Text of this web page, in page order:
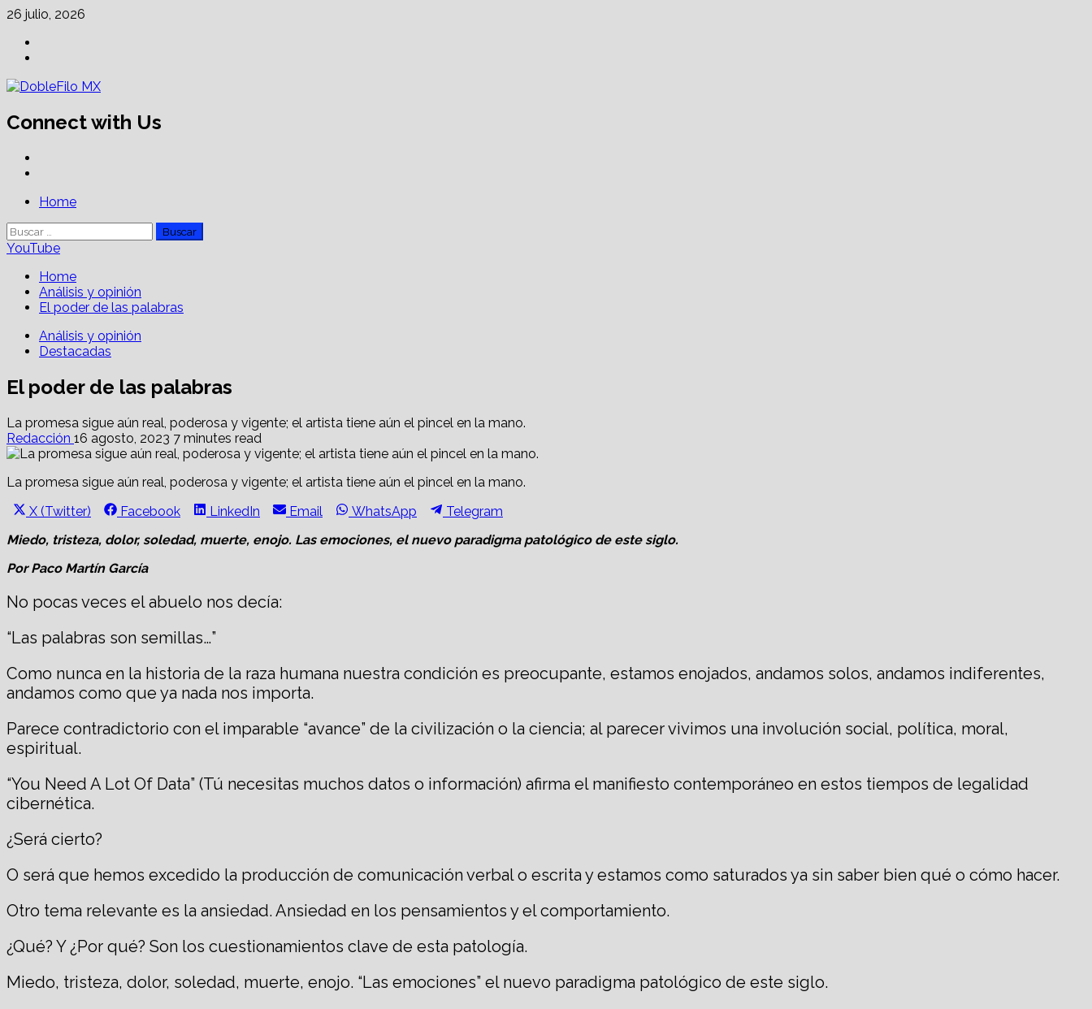
Skip
content
26 julio, 2026
Connect with Us
PrimaryHome
Buscar:
YouTube
Home
Análisis y opinión
El poder de las palabras
Análisis y opinión
Destacadas
El poder de las palabras
La promesa sigue aún real, poderosa y vigente; el artista tiene aún el pincel en la mano.
Redacción 16 agosto, 2023 7 minutes read
La promesa sigue aún real, poderosa y vigente; el artista tiene aún el pincel en la mano.
Share
X (Twitter)
Share
Facebook
Share
LinkedIn
Share
Email
Share
WhatsApp
Share
Telegram
Miedo, tristeza, dolor, soledad, muerte, enojo. Las emociones, el nuevo paradigma patológico de este siglo.
Por Paco Martín García
No pocas veces el abuelo nos decía:
“Las palabras son semillas…”
Como nunca en la historia de la raza humana nuestra condición es preocupante, estamos enojados, andamos solos, andamos indiferentes,
andamos como que ya nada nos importa.
Parece contradictorio con el imparable “avance” de la civilización o la ciencia; al parecer vivimos una involución social, política, moral,
espiritual.
“You Need A Lot Of Data” (Tú necesitas muchos datos o información) afirma el manifiesto contemporáneo en estos tiempos de legalidad
cibernética.
¿Será cierto?
O será que hemos excedido la producción de comunicación verbal o escrita y estamos como saturados ya sin saber bien qué o cómo hacer.
Otro tema relevante es la ansiedad. Ansiedad en los pensamientos y el comportamiento.
¿Qué? Y ¿Por qué? Son los cuestionamientos clave de esta patología.
Miedo, tristeza, dolor, soledad, muerte, enojo. “Las emociones” el nuevo paradigma patológico de este siglo.